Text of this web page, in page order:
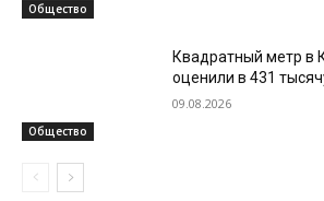
Общество
Общество
Квадратный метр в
оценили в 431
09.08.2026